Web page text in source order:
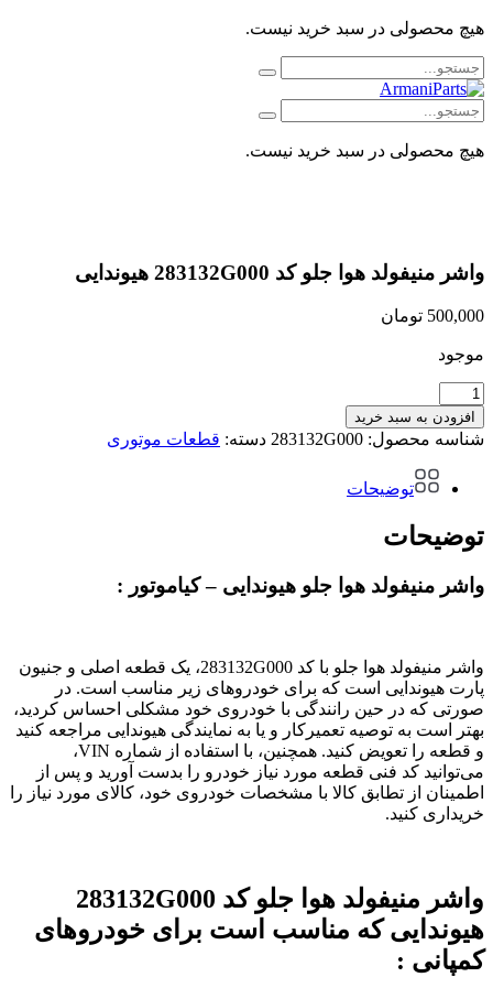
هیچ محصولی در سبد خرید نیست.
هیچ محصولی در سبد خرید نیست.
واشر منیفولد هوا جلو کد 283132G000 هیوندایی
500,000 تومان
موجود
واشر
منیفولد
هوا
283132G000
عدد
افزودن به سبد خرید
شناسه محصول: 283132G000 دسته: قطعات موتوری
توضیحات
توضیحات
واشر منیفولد هوا جلو هیوندایی – کیاموتور :
واشر منیفولد هوا جلو با کد 283132G000، یک قطعه اصلی و جنیون
پارت هیوندایی است که برای خودروهای زیر مناسب است. در
صورتی که در حین رانندگی با خودروی خود مشکلی احساس کردید،
بهتر است به توصیه تعمیرکار و یا به نمایندگی هیوندایی مراجعه کنید
و قطعه را تعویض کنید. همچنین، با استفاده از شماره VIN،
می‌توانید کد فنی قطعه مورد نیاز خودرو را بدست آورید و پس از
اطمینان از تطابق کالا با مشخصات خودروی خود، کالای مورد نیاز را
خریداری کنید.
واشر منیفولد هوا جلو کد 283132G000
هیوندایی که مناسب است برای خودروهای
کمپانی :